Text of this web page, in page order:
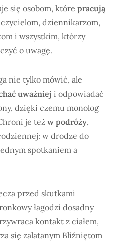
się osobom, które pracują
dziennikarzom,
i wszystkim, którzy
o uwagę.
nie tylko mówić, ale
uważniej i odpowiadać
dzięki czemu monolog
je też w podróży,
w drodze do
spotkaniem a
przed skutkami
łagodzi dosadny
kontakt z ciałem,
się zalatanym Bliźniętom